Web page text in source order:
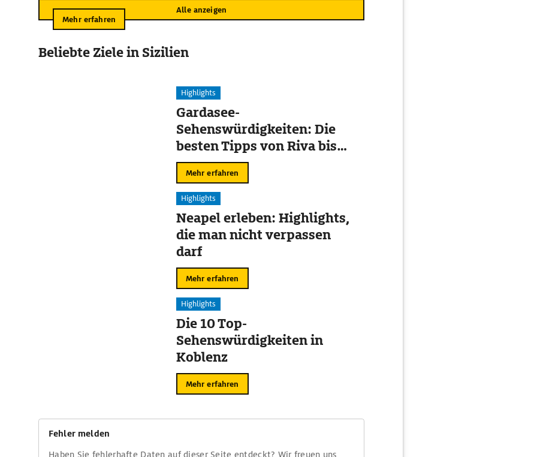
Alle anzeigen
Mehr erfahren
Beliebte Ziele in Sizilien
Highlights
Gardasee-
Sehenswürdigkeiten: Die
besten Tipps von Riva bis
Sirmione
Mehr erfahren
Highlights
Neapel erleben: Highlights,
die man nicht verpassen
darf
Mehr erfahren
Highlights
Die 10 Top-
Sehenswürdigkeiten in
Koblenz
Mehr erfahren
Fehler melden
Haben Sie fehlerhafte Daten auf dieser Seite entdeckt? Wir freuen uns